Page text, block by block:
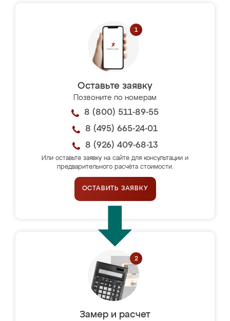
Оставьте заявку
Позвоните по номерам
8 (800) 511-89-55
8 (495) 665-24-01
8 (926) 409-68-13
Или оставьте заявку на сайте для консультации и
предварительного расчёта стоимости.
ОСТАВИТЬ ЗАЯВКУ
Замер и расчет